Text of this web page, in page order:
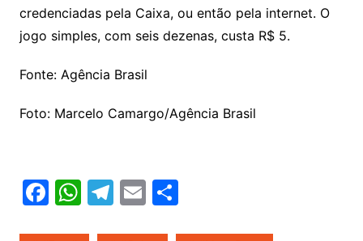
credenciadas pela Caixa, ou então pela internet. O
jogo simples, com seis dezenas, custa R$ 5.
Fonte: Agência Brasil
Foto: Marcelo Camargo/Agência Brasil
F W T E S